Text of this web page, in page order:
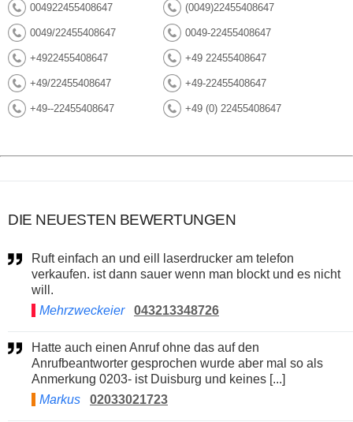
004922455408647 (0049)22455408647
0049/22455408647 0049-22455408647
+4922455408647 +49 22455408647
+49/22455408647 +49-22455408647
+49--22455408647 +49 (0) 22455408647
DIE NEUESTEN BEWERTUNGEN
Ruft einfach an und eill laserdrucker am telefon
verkaufen. ist dann sauer wenn man blockt und es nicht
will.
Mehrzweckeier
043213348726
Hatte auch einen Anruf ohne das auf den
Anrufbeantworter gesprochen wurde aber mal so als
Anmerkung 0203- ist Duisburg und keines [...]
Markus
02033021723